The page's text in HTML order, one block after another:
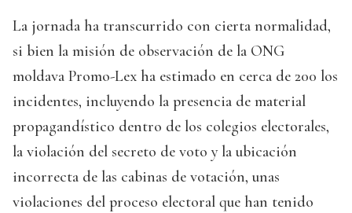
La jornada ha transcurrido con cierta normalidad,
si bien la misión de observación de la ONG
moldava Promo-Lex ha estimado en cerca de 200 los
incidentes, incluyendo la presencia de material
propagandístico dentro de los colegios electorales,
la violación del secreto de voto y la ubicación
incorrecta de las cabinas de votación, unas
violaciones del proceso electoral que han tenido